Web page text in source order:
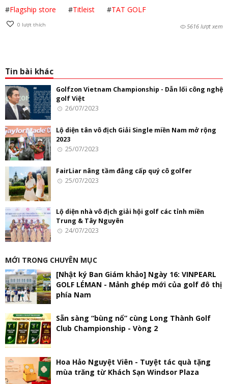
#Flagship store #Titleist #TAT GOLF
0 lượt thích 5616 lượt xem
Tin bài khác
Golfzon Vietnam Championship - Dẫn lối công nghệ
golf Việt
26/07/2023
Lộ diện tân vô địch Giải Single miền Nam mở rộng
2023
25/07/2023
FairLiar nâng tầm đẳng cấp quý cô golfer
25/07/2023
Lộ diện nhà vô địch giải hội golf các tỉnh miền
Trung & Tây Nguyên
24/07/2023
MỚI TRONG CHUYÊN MỤC
[Nhật ký Ban Giám khảo] Ngày 16: VINPEARL
GOLF LÉMAN - Mảnh ghép mới của golf đô thị
phía Nam
Sẵn sàng “bùng nổ” cùng Long Thành Golf
Club Championship - Vòng 2
Hoa Hảo Nguyệt Viên - Tuyệt tác quà tặng
mùa trăng từ Khách Sạn Windsor Plaza